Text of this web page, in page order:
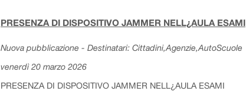
PRESENZA DI DISPOSITIVO JAMMER NELL¿AULA ESAMI
Nuova pubblicazione - Destinatari: Cittadini,Agenzie,AutoScuole
venerdì 20 marzo 2026
PRESENZA DI DISPOSITIVO JAMMER NELL¿AULA ESAMI